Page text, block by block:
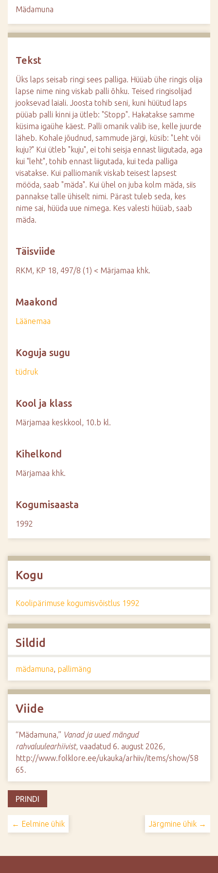
Mädamuna
Tekst
Üks laps seisab ringi sees palliga. Hüüab ühe ringis olija
lapse nime ning viskab palli õhku. Teised ringisolijad
jooksevad laiali. Joosta tohib seni, kuni hüütud laps
püüab palli kinni ja ütleb: "Stopp". Hakatakse samme
küsima igaühe käest. Palli omanik valib ise, kelle juurde
läheb. Kohale jõudnud, sammude järgi, küsib: "Leht või
kuju?" Kui ütleb "kuju", ei tohi seisja ennast liigutada, aga
kui "leht", tohib ennast liigutada, kui teda palliga
visatakse. Kui palliomanik viskab teisest lapsest
mööda, saab "mäda". Kui ühel on juba kolm mäda, siis
pannakse talle ühiselt nimi. Pärast tuleb seda, kes
nime sai, hüüda uue nimega. Kes valesti hüüab, saab
mäda.
Täisviide
RKM, KP 18, 497/8 (1) < Märjamaa khk.
Maakond
Läänemaa
Koguja sugu
tüdruk
Kool ja klass
Märjamaa keskkool, 10.b kl.
Kihelkond
Märjamaa khk.
Kogumisaasta
1992
Kogu
Koolipärimuse kogumisvõistlus 1992
Sildid
mädamuna, pallimäng
Viide
“Mädamuna,” Vanad ja uued mängud
rahvaluulearhiivist, vaadatud 6. august 2026,
http://www.folklore.ee/ukauka/arhiiv/items/show/58
65.
PRINDI
← Eelmine ühik Järgmine ühik →